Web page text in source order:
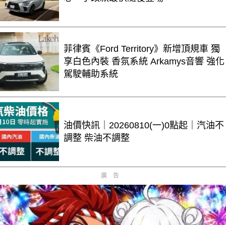
菲律賓《Ford Territory》新增頂規車 獨
享白色內裝 香氛系統 Arkamys音響 強化
駕駛輔助系統
油價快訊｜20260810(一)0點起｜汽油不
調整 柴油不調整
廣告